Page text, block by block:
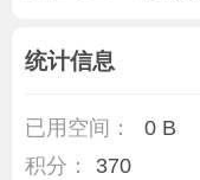
统计信息
已用空间：
0 B
积分：
370